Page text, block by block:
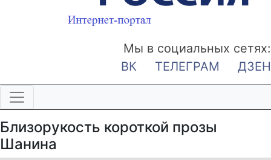
Мы в социальных сетях:
ВК
ТЕЛЕГРАМ ДЗЕН
Близорукость короткой прозы
Шанина